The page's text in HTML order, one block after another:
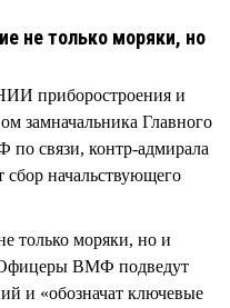
не только моряки, но
приборостроения и
замначальника Главного
по связи, контр-адмирала
начальствующего
только моряки, но и
Офицеры ВМФ подведут
и «обозначат ключевые